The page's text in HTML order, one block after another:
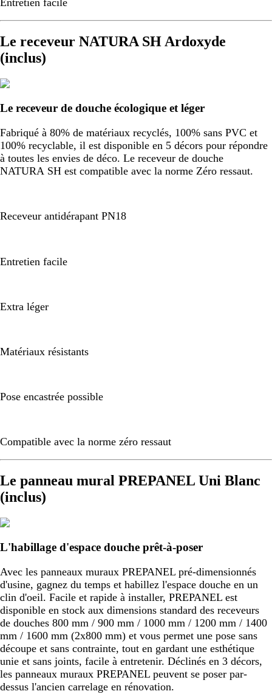
Entretien facile
Le receveur NATURA SH Ardoxyde
(inclus)
Le receveur de douche écologique et léger
Fabriqué à 80% de matériaux recyclés, 100% sans PVC et
100% recyclable, il est disponible en 5 décors pour répondre
à toutes les envies de déco. Le receveur de douche
NATURA SH est compatible avec la norme Zéro ressaut.
Receveur antidérapant PN18
Entretien facile
Extra léger
Matériaux résistants
Pose encastrée possible
Compatible avec la norme zéro ressaut
Le panneau mural PREPANEL Uni Blanc
(inclus)
L'habillage d'espace douche prêt-à-poser
Avec les panneaux muraux PREPANEL pré-dimensionnés
d'usine, gagnez du temps et habillez l'espace douche en un
clin d'oeil. Facile et rapide à installer, PREPANEL est
disponible en stock aux dimensions standard des receveurs
de douches 800 mm / 900 mm / 1000 mm / 1200 mm / 1400
mm / 1600 mm (2x800 mm) et vous permet une pose sans
découpe et sans contrainte, tout en gardant une esthétique
unie et sans joints, facile à entretenir. Déclinés en 3 décors,
les panneaux muraux PREPANEL peuvent se poser par-
dessus l'ancien carrelage en rénovation.